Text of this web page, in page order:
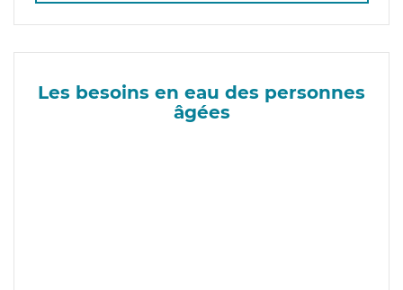
Les besoins en eau des personnes
âgées